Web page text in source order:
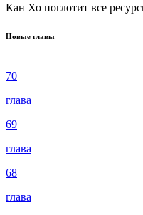
Кан Хо поглотит все
Новые главы
70
глава
69
глава
68
глава